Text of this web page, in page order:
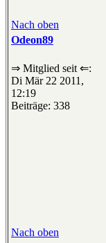
Nach oben
Odeon89
⇒ Mitglied seit ⇐:
Di Mär 22 2011,
12:19
Beiträge: 338
Nach oben